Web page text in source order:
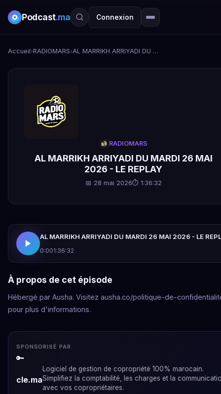
Podcast.ma Connexion
Accueil›RADIOMARS› AL MARRIKH ARRIYADI DU MARDI 26 MAI 2026 - LE REPLAY
RADIOMARS
AL MARRIKH ARRIYADI DU MARDI 26 MAI
2026 - LE REPLAY
📅 28 mai 2026⏱ 1:36:32
AL MARRIKH ARRIYADI DU MARDI 26 MAI 2026 - LE
0:001:36:32
À propos de cet épisode
Hébergé par Ausha. Visitez ausha.co/politique-de-
pour plus d'informations.
SPONSORISÉ PAR
🔑
cle.ma
Logiciel de gestion de copropriété 100% marocain.
Simplifiez la comptabilité, les charges et la
avec vos copropriétaires.